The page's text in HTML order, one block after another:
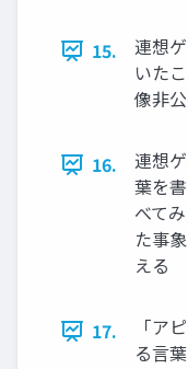
15.
連想
いた
像⾮公
16.
連想
葉を
べて
た事
える
17.
「ア
る⾔